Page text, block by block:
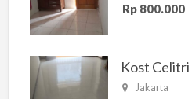
Rp 800.000
Kost Celitri
Jakarta